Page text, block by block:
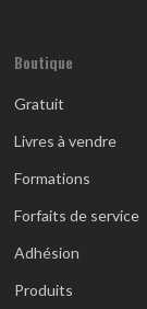
Boutique
Gratuit
Livres à vendre
Formations
Forfaits de service
Adhésion
Produits